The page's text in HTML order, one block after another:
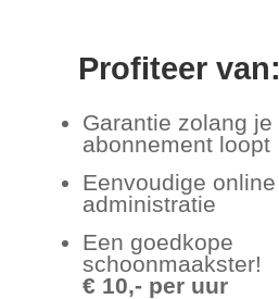
Profiteer van:
Garantie zolang je
abonnement loopt
Eenvoudige online
administratie
Een goedkope
schoonmaakster!
€ 10,- per uur